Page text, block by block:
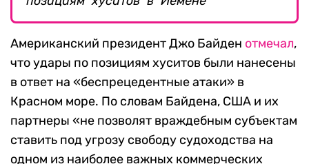
Американский президент Джо Байден отмечал,
что удары по позициям хуситов были нанесены
в ответ на «беспрецедентные атаки» в
Красном море. По словам Байдена, США и их
партнеры «не позволят враждебным субъектам
ставить под угрозу свободу судоходства на
одном из наиболее важных коммерческих